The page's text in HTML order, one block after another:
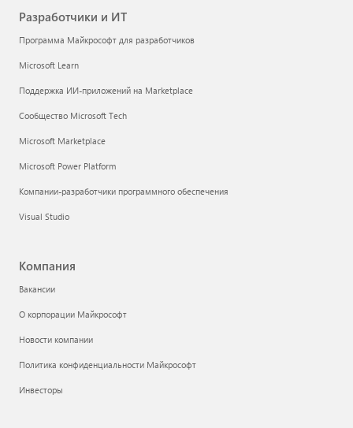
Разработчики и ИТ
Программа Майкрософт для разработчиков
Microsoft Learn
Поддержка ИИ-приложений на Marketplace
Сообщество Microsoft Tech
Microsoft Marketplace
Microsoft Power Platform
Компании-разработчики программного обеспечения
Visual Studio
Компания
Вакансии
О корпорации Майкрософт
Новости компании
Политика конфиденциальности Майкрософт
Инвесторы